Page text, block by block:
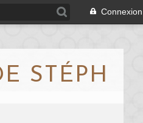
Connexion
STÉPH